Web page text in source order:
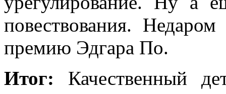
повествования.
премию Эдгара По.
Итог: Качественный